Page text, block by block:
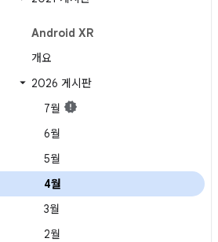
Android XR
개요
2026 게시판
7월
6월
5월
4월
3월
2월